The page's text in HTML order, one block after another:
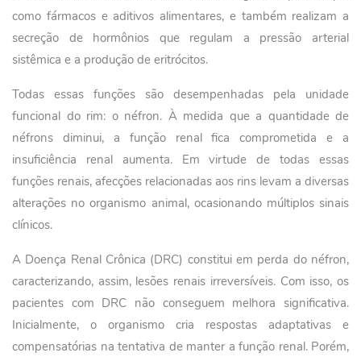
como fármacos e aditivos alimentares, e também realizam a
secreção de hormônios que regulam a pressão arterial
sistêmica e a produção de eritrócitos.
Todas essas funções são desempenhadas pela unidade
funcional do rim: o néfron. À medida que a quantidade de
néfrons diminui, a função renal fica comprometida e a
insuficiência renal aumenta. Em virtude de todas essas
funções renais, afecções relacionadas aos rins levam a diversas
alterações no organismo animal, ocasionando múltiplos sinais
clínicos.
A Doença Renal Crônica (DRC) constitui em perda do néfron,
caracterizando, assim, lesões renais irreversíveis. Com isso, os
pacientes com DRC não conseguem melhora significativa.
Inicialmente, o organismo cria respostas adaptativas e
compensatórias na tentativa de manter a função renal. Porém,